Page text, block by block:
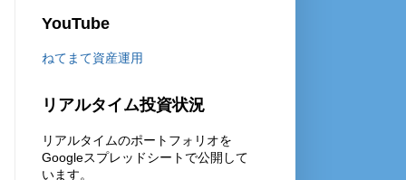
YouTube
ねてまて資産運用
リアルタイム投資状況
リアルタイムのポートフォリオを
Googleスプレッドシートで公開して
います。